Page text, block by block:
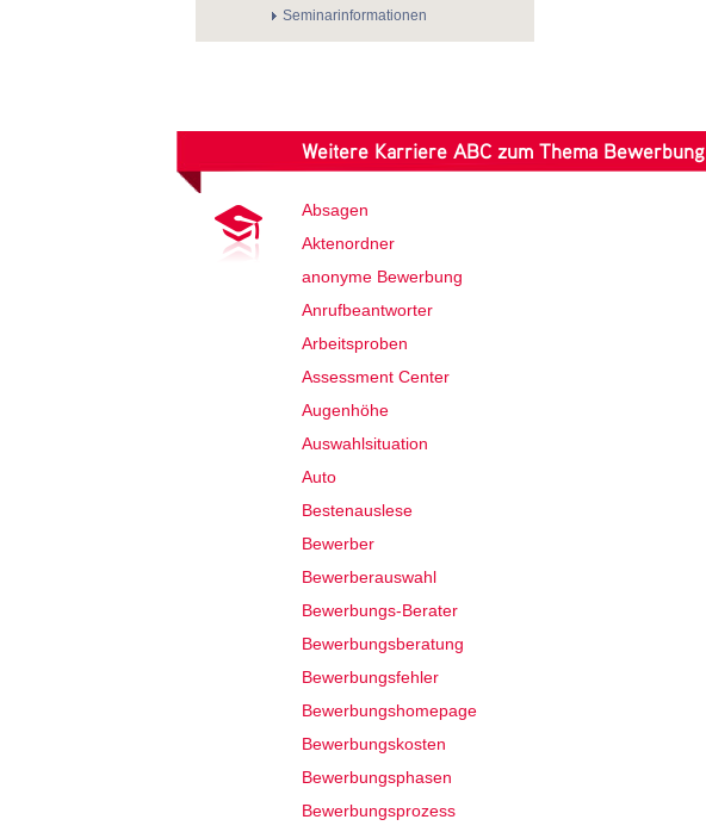
Seminarinformationen
Weitere Karriere ABC zum Thema Bewerbung
Absagen
Aktenordner
anonyme Bewerbung
Anrufbeantworter
Arbeitsproben
Assessment Center
Augenhöhe
Auswahlsituation
Auto
Bestenauslese
Bewerber
Bewerberauswahl
Bewerbungs-Berater
Bewerbungsberatung
Bewerbungsfehler
Bewerbungshomepage
Bewerbungskosten
Bewerbungsphasen
Bewerbungsprozess